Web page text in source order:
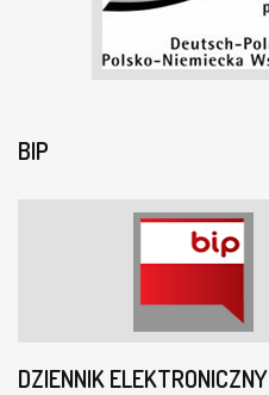
BIP
DZIENNIK ELEKTRONICZNY